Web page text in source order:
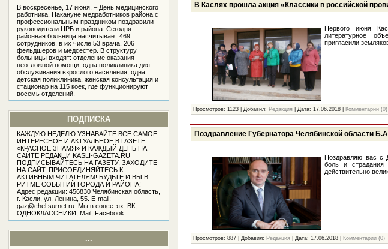
В воскресенье, 17 июня, – День медицинского
работника. Накануне медработников района с
профессиональным праздником поздравили
руководители ЦРБ и района. Сегодня
районная больница насчитывает 469
сотрудников, в их числе 53 врача, 206
фельдшеров и медсестер. В структуру
больницы входят: отделение оказания
неотложной помощи, одна поликлиника для
обслуживания взрослого населения, одна
детская поликлиника, женская консультация и
стационар на 115 коек, где функционируют
восемь отделений.
ПОДПИСКА
КАЖДУЮ НЕДЕЛЮ УЗНАВАЙТЕ ВСЕ САМОЕ
ИНТЕРЕСНОЕ И АКТУАЛЬНОЕ В ГАЗЕТЕ
«КРАСНОЕ ЗНАМЯ» И КАЖДЫЙ ДЕНЬ НА
САЙТЕ РЕДАКЦИ KASLI-GAZETA.RU
ПОДПИСЫВАЙТЕСЬ НА ГАЗЕТУ, ЗАХОДИТЕ
НА САЙТ, ПРИСОЕДИНЯЙТЕСЬ К
АКТИВНЫМ ЧИТАТЕЛЯМ! БУДЬТЕ И ВЫ В
РИТМЕ СОБЫТИЙ ГОРОДА И РАЙОНА!
Адрес редакции: 456830 Челябинская область,
г. Касли, ул. Ленина, 55. Е-mail:
gaz@chel.surnet.ru. Мы в соцсетях: ВК,
ОДНОКЛАССНИКИ, Mail, Facebook
...
В Каслях прошла акция «Классики в российской
Первого июня
литературное
пригласили
Просмотров: 1123 Добавил: Редакция Дата: 17.06.2018 Комментарии (0)
Поздравление Губернатора Челябинской области
Поздравляю вас с
боль и
действительно
Просмотров: 887 Добавил: Редакция Дата: 17.06.2018 Комментарии (0)